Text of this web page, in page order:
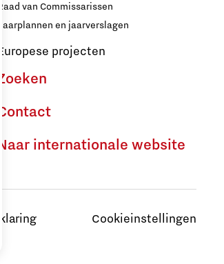
Raad van Commissarissen
Jaarplannen en jaarverslagen
Europese projecten
Zoeken
Contact
Naar internationale website
Cookieinstellingen